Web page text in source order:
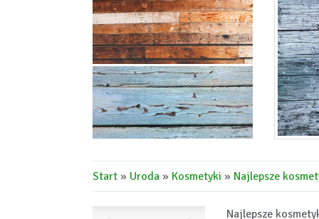
Start » Uroda » Kosmetyki » Najlepsze
Najlepsze